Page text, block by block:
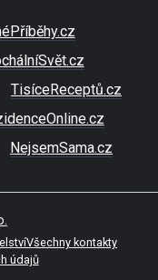
TisíceReceptů.cz
NejsemSama.cz
Všechny kontakty
údajů